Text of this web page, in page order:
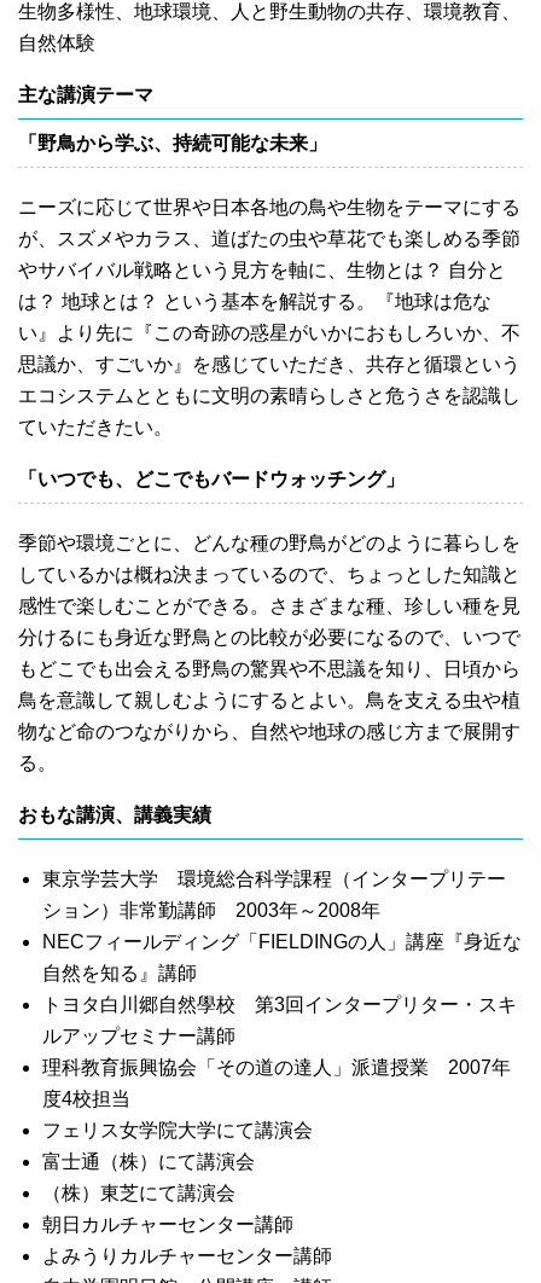
生物多様性、地球環境、人と野生動物の共存、環境教育、
自然体験
主な講演テーマ
「野鳥から学ぶ、持続可能な未来」
ニーズに応じて世界や日本各地の鳥や生物をテーマにする
が、スズメやカラス、道ばたの虫や草花でも楽しめる季節
やサバイバル戦略という見方を軸に、生物とは？ 自分と
は？ 地球とは？ という基本を解説する。『地球は危な
い』より先に『この奇跡の惑星がいかにおもしろいか、不
思議か、すごいか』を感じていただき、共存と循環という
エコシステムとともに文明の素晴らしさと危うさを認識し
ていただきたい。
「いつでも、どこでもバードウォッチング」
季節や環境ごとに、どんな種の野鳥がどのように暮らしを
しているかは概ね決まっているので、ちょっとした知識と
感性で楽しむことができる。さまざまな種、珍しい種を見
分けるにも身近な野鳥との比較が必要になるので、いつで
もどこでも出会える野鳥の驚異や不思議を知り、日頃から
鳥を意識して親しむようにするとよい。鳥を支える虫や植
物など命のつながりから、自然や地球の感じ方まで展開す
る。
おもな講演、講義実績
東京学芸大学 環境総合科学課程（インタープリテー
ション）非常勤講師 2003年～2008年
NECフィールディング「FIELDINGの人」講座『身近な
自然を知る』講師
トヨタ白川郷自然學校 第3回インタープリター・スキ
ルアップセミナー講師
理科教育振興協会「その道の達人」派遣授業 2007年
度4校担当
フェリス女学院大学にて講演会
富士通（株）にて講演会
（株）東芝にて講演会
朝日カルチャーセンター講師
よみうりカルチャーセンター講師